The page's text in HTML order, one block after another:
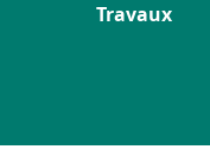
Travaux